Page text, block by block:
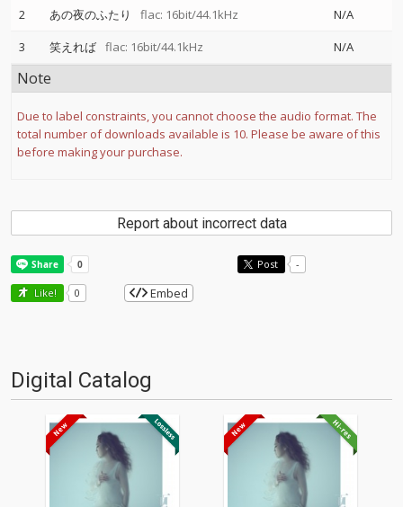
2
あの夜のふたり flac: 16bit/44.1kHz
N/A
3
笑えれば flac: 16bit/44.1kHz N/A
Note
Due to label constraints, you cannot choose the audio format. The
total number of downloads available is 10. Please be aware of this
before making your purchase.
Report about incorrect data
Post -
Like! 0 Embed
Digital Catalog